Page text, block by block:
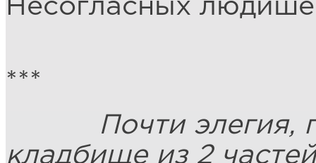
Несогласных
***
Почти элегия,
кладбище из 2 частей